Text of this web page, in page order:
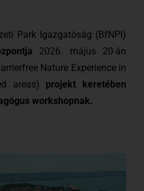
Park Igazgatóság (BfNPI)
2026. május 20-án
Nature Experience in
areas) projekt keretében
workshopnak.